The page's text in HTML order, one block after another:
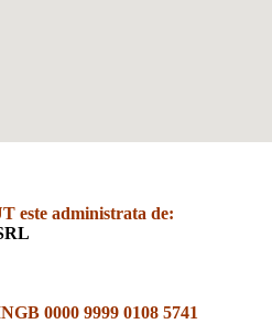
este administrata de:
0000 9999 0108 5741